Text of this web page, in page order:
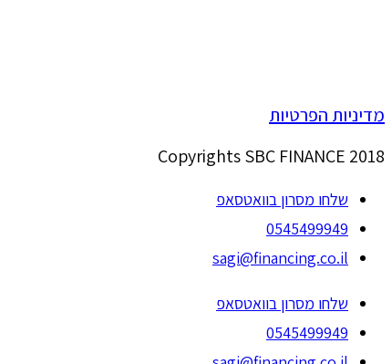
מדיניות הפרטיות
Copyrights SBC FINANCE 2018
שלחו מסרון בוואטסאפ
0545499949
sagi@financing.co.il
שלחו מסרון בוואטסאפ
0545499949